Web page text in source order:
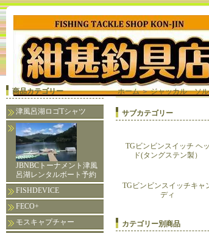
商品カテゴリー
津風呂湖ロゴTシャツ
JBNBCトーナメント津風
呂湖レンタルボート予約
FISHDEVICE
FECO+
モスキャプチャー
ホーム＞ジャッカル ソ
サブカテゴリー
TGビンビンスイッチ ヘッ
ド(タングステン製）
TGビンビンスイッチキャ
ディ
カテゴリー別商品